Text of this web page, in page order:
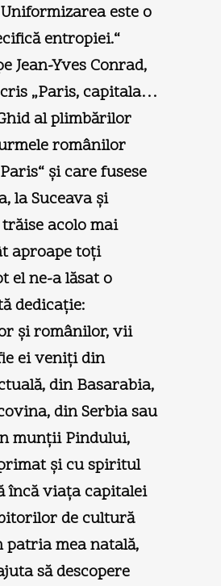
este o
entropiei.“
Jean-Yves Conrad,
„Paris, capitala…
al plimbărilor
românilor
şi care fusese
la Suceava şi
acolo mai
aproape toţi
el ne-a lăsat o
dedicaţie:
şi românilor, vii
ei veniţi din
din Basarabia,
din Serbia sau
munţii Pindului,
şi cu spiritul
încă viaţa capitalei
de cultură
patria mea natală,
să des­copere